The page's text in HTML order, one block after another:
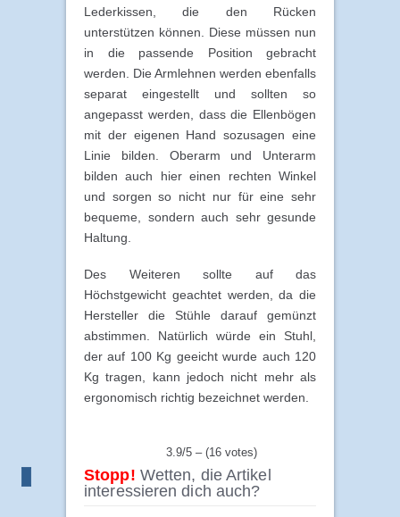
Lederkissen, die den Rücken
unterstützen können. Diese müssen nun
in die passende Position gebracht
werden. Die Armlehnen werden ebenfalls
separat eingestellt und sollten so
angepasst werden, dass die Ellenbögen
mit der eigenen Hand sozusagen eine
Linie bilden. Oberarm und Unterarm
bilden auch hier einen rechten Winkel
und sorgen so nicht nur für eine sehr
bequeme, sondern auch sehr gesunde
Haltung.
Des Weiteren sollte auf das
Höchstgewicht geachtet werden, da die
Hersteller die Stühle darauf gemünzt
abstimmen. Natürlich würde ein Stuhl,
der auf 100 Kg geeicht wurde auch 120
Kg tragen, kann jedoch nicht mehr als
ergonomisch richtig bezeichnet werden.
3.9/5 – (16 votes)
Stopp! Wetten, die Artikel
interessieren dich auch?